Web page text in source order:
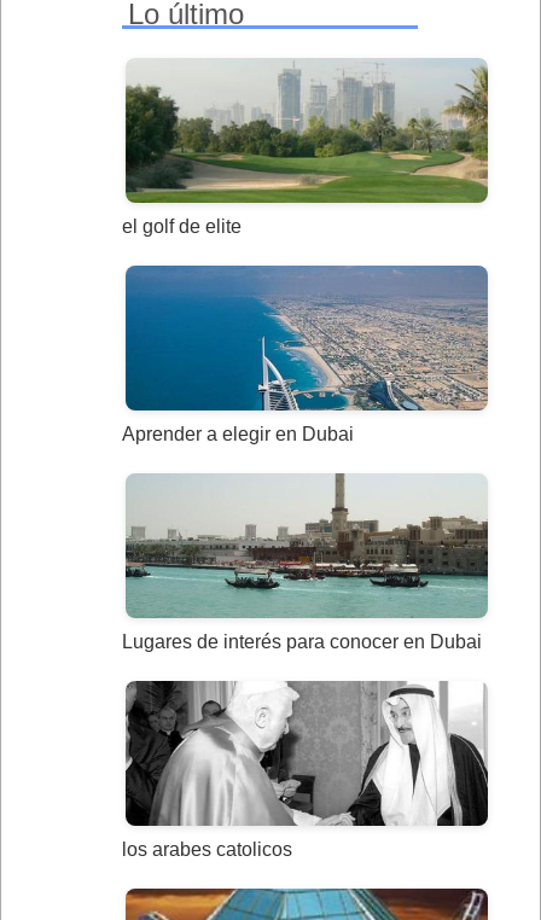
Lo último
el golf de elite
Aprender a elegir en Dubai
Lugares de interés para conocer en Dubai
los arabes catolicos